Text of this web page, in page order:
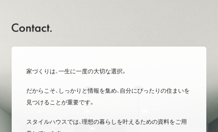
家づくりは、一生に一度の大切な選択。
だからこそ、しっかりと情報を集め、自分にぴったりの住まいを
見つけることが重要です。
スタイルハウスでは、理想の暮らしを叶えるための資料をご用